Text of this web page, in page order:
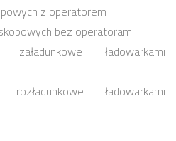
z operatorem
bez operatorami
ładowarkami
ładowarkami